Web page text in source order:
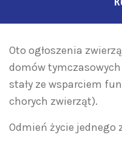
Oto ogłoszenia
domów
stały ze wsparciem
chorych zwierząt).
Odmień życie jednego